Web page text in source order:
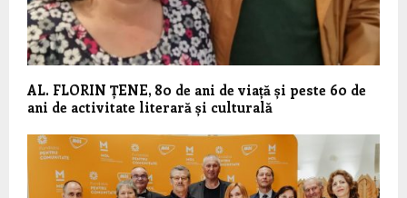
AL. FLORIN ȚENE, 80 de ani de viață și peste 60 de
ani de activitate literară și culturală